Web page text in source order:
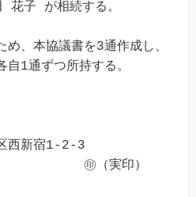
子 が相続する。
め、本協議書を3通作成し、
1通ずつ所持する。
西新宿1-2-3
　　　　　㊞（実印）